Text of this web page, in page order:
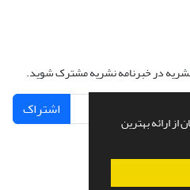
ارائه بهترین
نشریه در خبرنامه نشریه مشترک شوید.
اشتراک